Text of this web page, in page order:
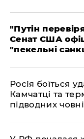
​"Путін
Сенат США
"пекельні
​Росія боїться
Камчатці та
підводних